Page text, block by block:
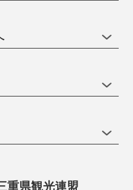
重県観光連盟